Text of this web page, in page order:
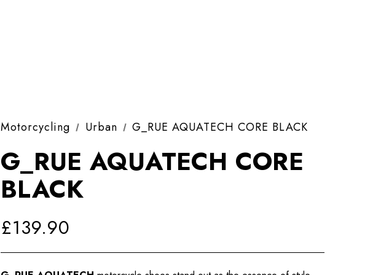
Motorcycling Urban G_RUE AQUATECH CORE BLACK
G_RUE AQUATECH CORE
BLACK
£139.90